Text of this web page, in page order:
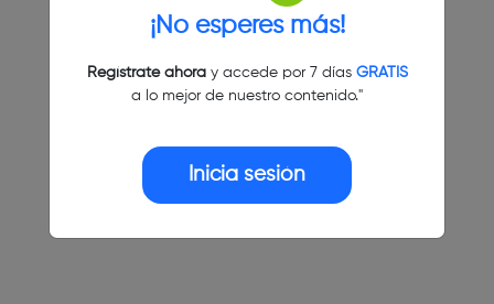
¡No esperes más!
Regístrate ahoray accede por 7 días GRATIS
a lo mejor de nuestro contenido."
Inicia sesión